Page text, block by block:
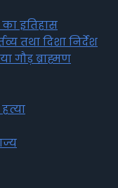
का इतिहास
तथा दिशा निर्देश
गौड़ ब्राह्मण